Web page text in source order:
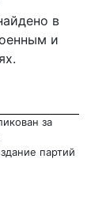
в
и
за
партий